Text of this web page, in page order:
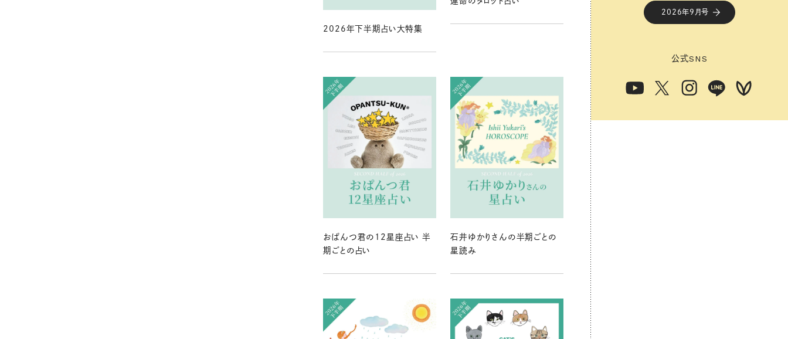
2026年下半期占い大特集
おぱんつ君の12星座占い 半
期ごとの占い
石井ゆかりさんの半期ごとの
星読み
2026年9月号
公式SNS